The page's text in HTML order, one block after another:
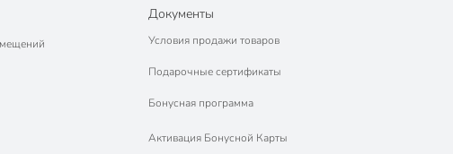
Документы
Условия продажи товаров
Подарочные сертификаты
Бонусная программа
Активация Бонусной Карты